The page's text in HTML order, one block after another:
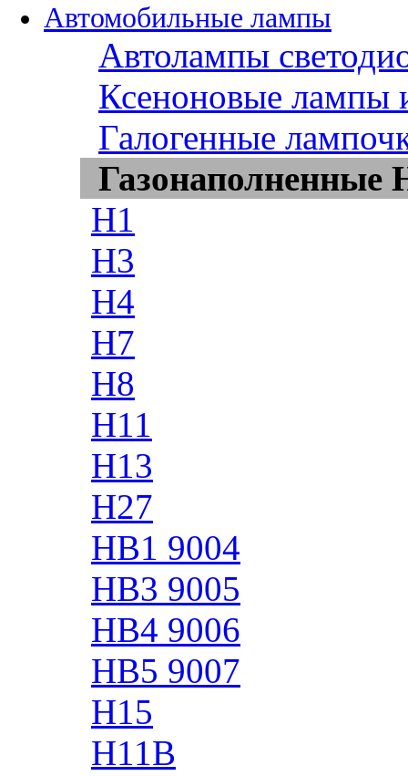
Автомобильные лампы
Автолампы
Ксеноновые лампы
Галогенные
Газонаполненные
H1
H3
H4
H7
H8
H11
H13
H27
HB1 9004
HB3 9005
HB4 9006
HB5 9007
H15
H11B